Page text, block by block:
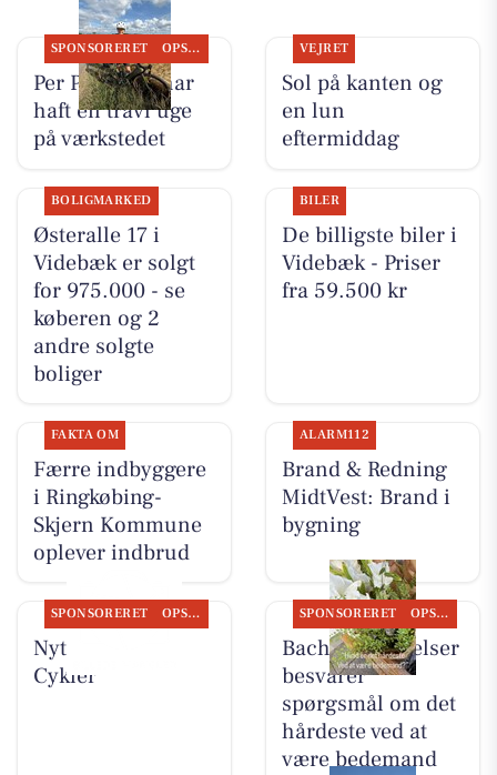
SPONSORERET OPSLAGSTAVLEN
Per P. Cykler har
haft en travl uge
på værkstedet
VEJRET
Sol på kanten og
en lun
eftermiddag
BOLIGMARKED
Østeralle 17 i
Videbæk er solgt
for 975.000 - se
køberen og 2
andre solgte
boliger
BILER
De billigste biler i
Videbæk - Priser
fra 59.500 kr
FAKTA OM
Færre indbyggere
i Ringkøbing-
Skjern Kommune
oplever indbrud
ALARM112
Brand & Redning
MidtVest: Brand i
bygning
SPONSORERET OPSLAGSTAVLEN
Nyt fra Per P.
Cykler
SPONSORERET OPSLAGSTAVLEN
Bachs Begravelser
besvarer
spørgsmål om det
hårdeste ved at
være bedemand